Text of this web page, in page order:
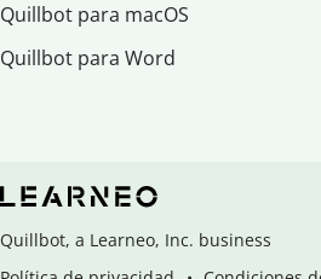
Quillbot para macOS
Quillbot para Word
Quillbot, a Learneo, Inc. business